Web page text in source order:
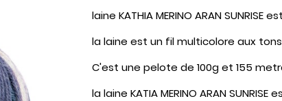
laine KATHIA MERINO ARAN
la laine est un fil multicolore aux
C'est une pelote de 100g et 155
la laine KATIA MERINO ARAN